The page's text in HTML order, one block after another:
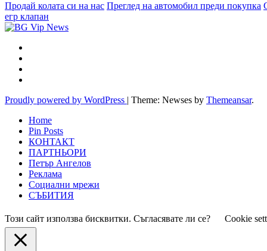
Продай колата си на нас Преглед на автомобил преди покупка
егр клапан
Proudly powered by WordPress | Theme: Newses by Themeansar.
Home
Pin Posts
КОНТАКТ
ПАРТНЬОРИ
Петър Ангелов
Реклама
Социални мрежи
СЪБИТИЯ
Този сайт използва бисквитки. Съгласявате ли се? Cookie